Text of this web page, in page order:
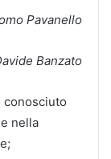
Pavanello
Banzato
conosciuto
nella